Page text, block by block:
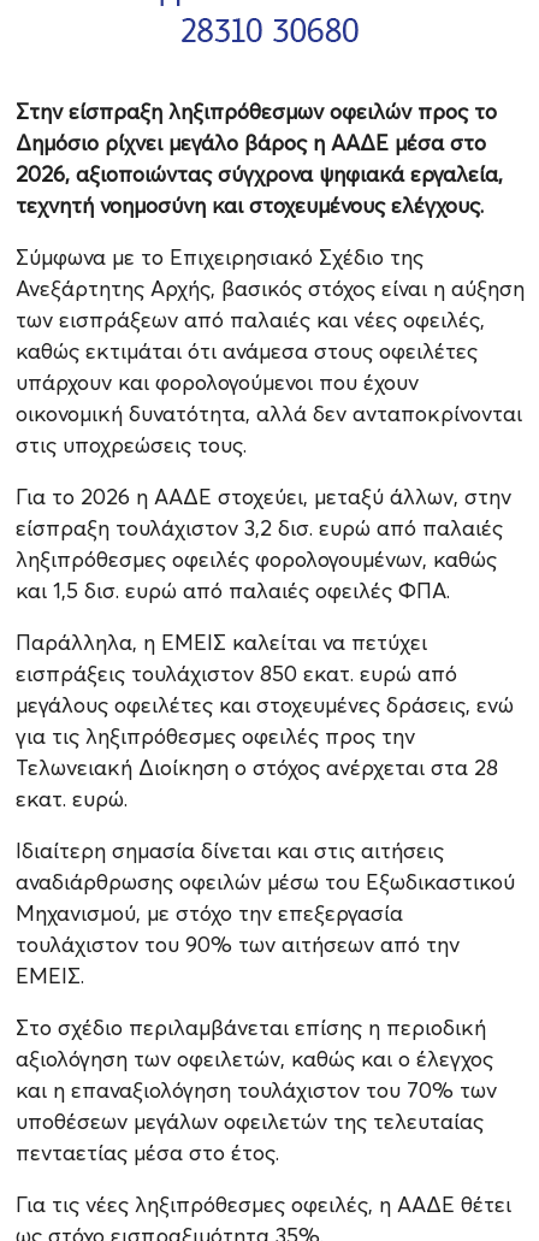
Στην είσπραξη ληξιπρόθεσμων οφειλών προς το
Δημόσιο ρίχνει μεγάλο βάρος η ΑΑΔΕ μέσα στο
2026, αξιοποιώντας σύγχρονα ψηφιακά εργαλεία,
τεχνητή νοημοσύνη και στοχευμένους ελέγχους.
Σύμφωνα με το Επιχειρησιακό Σχέδιο της
Ανεξάρτητης Αρχής, βασικός στόχος είναι η αύξηση
των εισπράξεων από παλαιές και νέες οφειλές,
καθώς εκτιμάται ότι ανάμεσα στους οφειλέτες
υπάρχουν και φορολογούμενοι που έχουν
οικονομική δυνατότητα, αλλά δεν ανταποκρίνονται
στις υποχρεώσεις τους.
Για το 2026 η ΑΑΔΕ στοχεύει, μεταξύ άλλων, στην
είσπραξη τουλάχιστον 3,2 δισ. ευρώ από παλαιές
ληξιπρόθεσμες οφειλές φορολογουμένων, καθώς
και 1,5 δισ. ευρώ από παλαιές οφειλές ΦΠΑ.
Παράλληλα, η ΕΜΕΙΣ καλείται να πετύχει
εισπράξεις τουλάχιστον 850 εκατ. ευρώ από
μεγάλους οφειλέτες και στοχευμένες δράσεις, ενώ
για τις ληξιπρόθεσμες οφειλές προς την
Τελωνειακή Διοίκηση ο στόχος ανέρχεται στα 28
εκατ. ευρώ.
Ιδιαίτερη σημασία δίνεται και στις αιτήσεις
αναδιάρθρωσης οφειλών μέσω του Εξωδικαστικού
Μηχανισμού, με στόχο την επεξεργασία
τουλάχιστον του 90% των αιτήσεων από την
ΕΜΕΙΣ.
Στο σχέδιο περιλαμβάνεται επίσης η περιοδική
αξιολόγηση των οφειλετών, καθώς και ο έλεγχος
και η επαναξιολόγηση τουλάχιστον του 70% των
υποθέσεων μεγάλων οφειλετών της τελευταίας
πενταετίας μέσα στο έτος.
Για τις νέες ληξιπρόθεσμες οφειλές, η ΑΑΔΕ θέτει
ως στόχο εισπραξιμότητα 35%.